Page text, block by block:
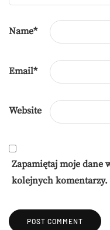
Name*
Email*
Website
Zapamiętaj moje dane
kolejnych komentarzy.